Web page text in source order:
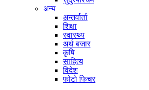
अन्य
अन्तर्वार्ता
शिक्षा
स्वास्थ्य
अर्थ बजार
कृषि
साहित्य
विदेश
फोटो फिचर